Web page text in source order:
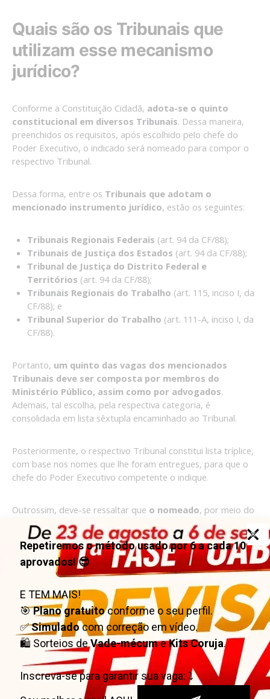
Quais são os Tribunais que
utilizam esse mecanismo
jurídico?
Conforme a Constituição Cidadã, adota-se o quinto
constitucional em diversos Tribunais. Dessa maneira,
preenchidos os requisitos, após escolhido pelo chefe do
Poder Executivo, o indicado será nomeado para compor o
respectivo Tribunal.
Dessa forma, entre os Tribunais que adotam o
mencionado instrumento jurídico, estão os seguintes:
Tribunais Regionais Federais (art. 94 da CF/88);
Tribunais de Justiça dos Estados (art. 94 da CF/88);
Tribunal de Justiça do Distrito Federal e
Territórios (art. 94 da CF/88);
Tribunais Regionais do Trabalho (art. 115, inciso I, da
CF/88); e
Tribunal Superior do Trabalho (art. 111-A, inciso I, da
CF/88).
Portanto, um quinto das vagas dos mencionados
Tribunais deve ser composta por membros do
Ministério Público, assim como por advogados.
Ademais, tal escolha, pela respectiva categoria, é
consolidada em lista sêxtupla encaminhado ao Tribunal.
Posteriormente, o respectivo Tribunal constitui lista tríplice,
com base nos nomes que lhe foram entregues, para que o
chefe do Poder Executivo competente o indique.
Outrossim, deve-se ressaltar que o nomeado, por meio do
quinto constitucional,
adquire automaticamente a
garantia da vitaliciedade. Desse modo, diferentemente
dos magistrados de carreira, aprovados em concurso
público, não se exigem dois anos do estágio probatório
para consolidar essa garantia.
TRIBUNAIS QUE ADOTAM O QUINTO
CONSTITUCIONAL
Tribunais Regionais Federais
Tribunais de Justiça dos Estados